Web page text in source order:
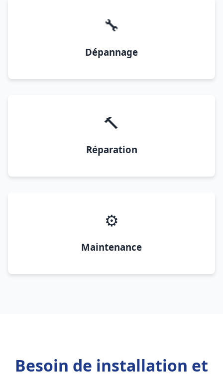
🔧
Dépannage
🔨
Réparation
⚙️
Maintenance
Besoin de installation et